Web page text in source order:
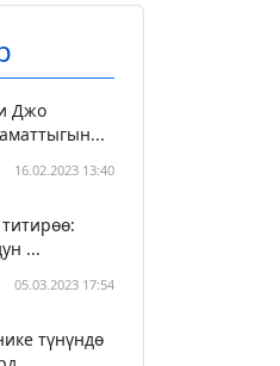
Джо
16.02.2023 13:40
...
05.03.2023 17:54
түнүндө